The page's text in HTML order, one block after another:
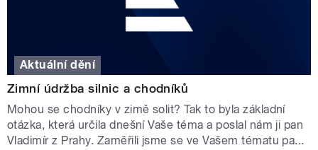
Aktuální dění
Zimní údržba silnic a chodníků
Mohou se chodníky v zimě solit? Tak to byla základní
otázka, která určila dnešní Vaše téma a poslal nám ji pan
Vladimír z Prahy. Zaměřili jsme se ve Vašem tématu pa...